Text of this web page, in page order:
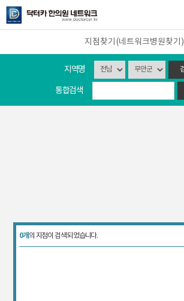
지점찾기(네트워크병원찾기)
지역명
통합검색
0개의 지점이 검색 되었습니다.